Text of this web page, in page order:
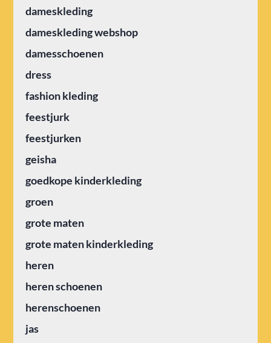
dameskleding
dameskleding webshop
damesschoenen
dress
fashion kleding
feestjurk
feestjurken
geisha
goedkope kinderkleding
groen
grote maten
grote maten kinderkleding
heren
heren schoenen
herenschoenen
jas